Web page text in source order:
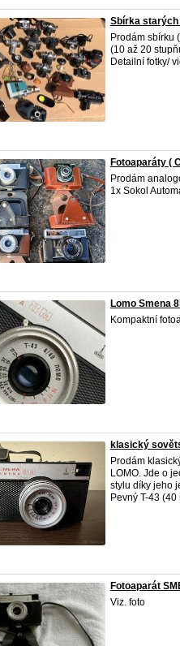
Sbírka
Prodám sbírku
(10 až 20
Detailní fotky/
Fotoaparáty (
Prodám
1x Sokol
Lomo Smena
Kompaktní
klasický
Prodám
LOMO. Jde o
stylu díky jeho
Pevný T-43 (40
Fotoaparát
Viz. foto